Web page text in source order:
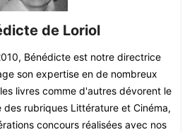
de Loriol
Bénédicte est notre directrice
son expertise en de nombreux
livres comme d'autres dévorent le
des rubriques Littérature et Cinéma,
concours réalisées avec nos